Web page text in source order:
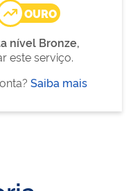
OURO
nível Bronze,
este serviço.
Saiba mais